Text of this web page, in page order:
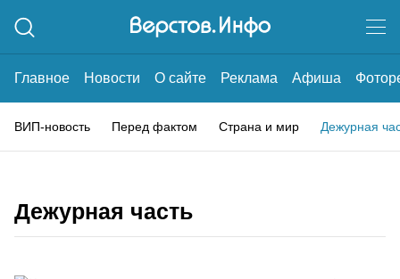
Главное Новости О сайте Реклама Афиша
ВИП-новость Перед фактом Страна и мир Дежурная
Дежурная часть